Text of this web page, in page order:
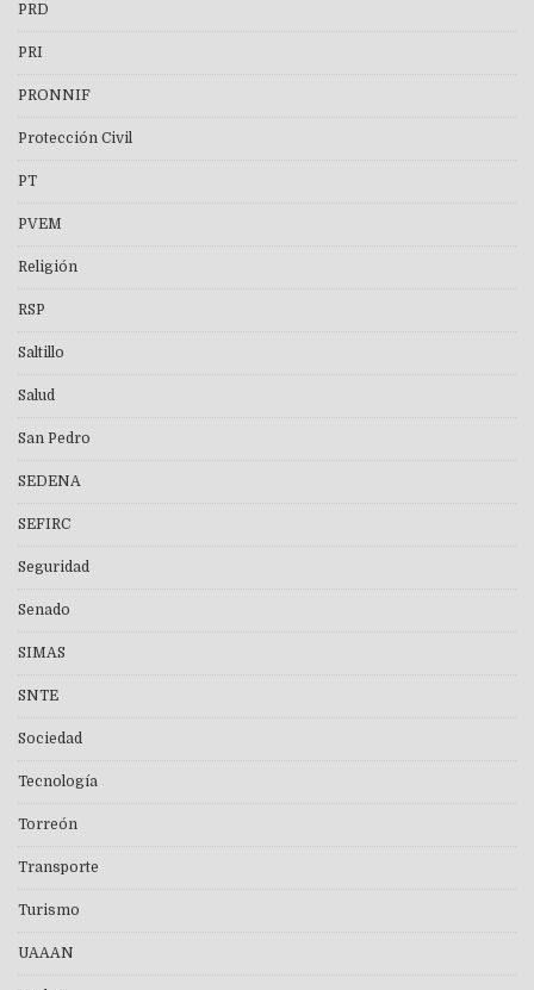
PRD
PRI
PRONNIF
Protección Civil
PT
PVEM
Religión
RSP
Saltillo
Salud
San Pedro
SEDENA
SEFIRC
Seguridad
Senado
SIMAS
SNTE
Sociedad
Tecnología
Torreón
Transporte
Turismo
UAAAN